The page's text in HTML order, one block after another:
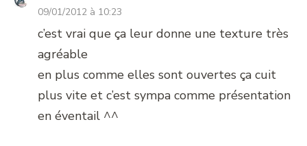
09/01/2012 à 10:23
c’est vrai que ça leur donne une texture très
agréable
en plus comme elles sont ouvertes ça cuit
plus vite et c’est sympa comme présentation
en éventail ^^